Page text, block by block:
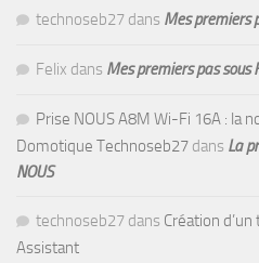
technoseb27 dans Mes premiers
Felix dans Mes premiers pas sous
Prise NOUS A8M Wi-Fi 16A : la
Domotique Technoseb27 dans La
NOUS
technoseb27 dans Création
Assistant